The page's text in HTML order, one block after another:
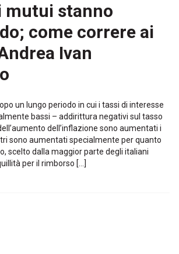
mutui stanno
come correre ai
Ivan
un lungo periodo in cui i tassi di interesse
bassi – addirittura negativi sul tasso
dell’inflazione sono aumentati i
sono aumentati specialmente per quanto
scelto dalla maggior parte degli italiani
per il rimborso […]